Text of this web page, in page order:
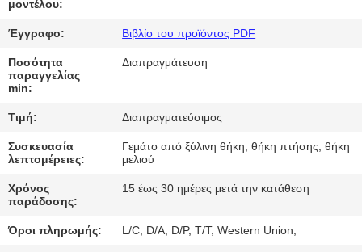
ΜΕ
ΕΙΔΉΣΕΙΣ
ΠΕΡΙΠΤΏΣΕΙΣ
ΣΥΝΟΜΙΛΊΑ
ΤΏΡΑ
BAIDU
μοντέλου:
Έγγραφο: Βιβλίο του προϊόντος PDF
Ποσότητα
παραγγελίας
min:
Διαπραγμάτευση
Τιμή: Διαπραγματεύσιμος
Συσκευασία
λεπτομέρειες:
Γεμάτο από ξύλινη θήκη, θήκη πτήσης, θήκη
μελιού
Χρόνος
παράδοσης:
15 έως 30 ημέρες μετά την κατάθεση
Όροι πληρωμής: L/C, D/A, D/P, T/T, Western Union,